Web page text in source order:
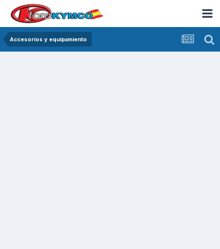
Accesorios y equipamiento